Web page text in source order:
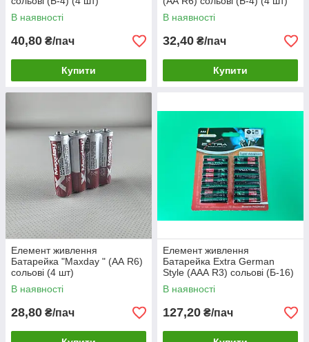
В наявності
40,80 ₴/пач
Купити
В наявності
32,40 ₴/пач
Купити
Елемент живлення
Батарейка "Maxday " (АА R6)
сольові (4 шт)
В наявності
28,80 ₴/пач
Елемент живлення
Батарейка Extra German
Style (ААА R3) сольові (Б-16)
(16 шт)
В наявності
127,20 ₴/пач